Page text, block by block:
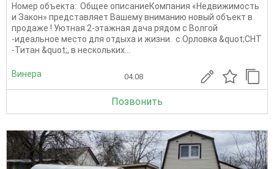
Номер объекта:. Общее описаниеКомпания «Недвижимость
и Закон» представляет Вашему вниманию новый объект в
продаже ! Уютная 2-этажная дача рядом с Волгой
-идеальное место для отдыха и жизни. с.Орловка &quot;СНТ
-Титан &quot;, в нескольких...
Винера 04.08
Позвонить